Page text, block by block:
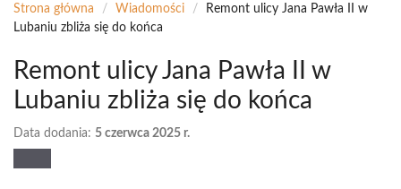
Strona główna / Wiadomości /
Remont ulicy Jana Pawła II w
Lubaniu zbliża się do końca
Remont ulicy Jana Pawła II w
Lubaniu zbliża się do końca
Data dodania: 5 czerwca 2025 r.